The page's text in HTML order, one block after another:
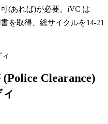
(あれば)が必要。iVC は
を取得、総サイクルを14-21
Clearance)